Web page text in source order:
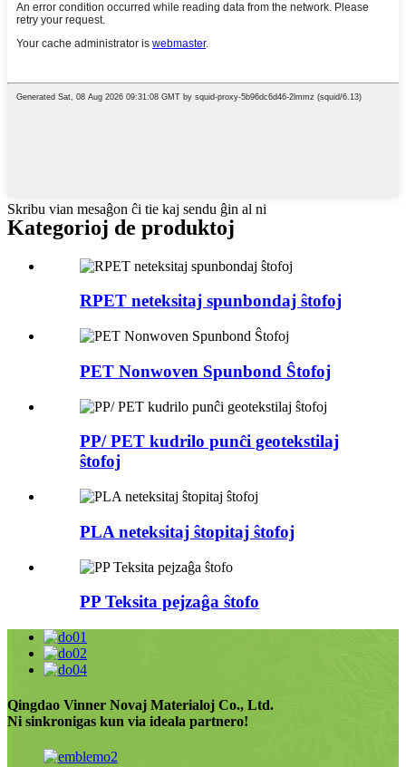
Skribu vian mesaĝon ĉi tie kaj sendu ĝin al ni
Kategorioj de produktoj
RPET neteksitaj spunbondaj ŝtofoj
PET Nonwoven Spunbond Ŝtofoj
PP/ PET kudrilo punĉi geotekstilaj
ŝtofoj
PLA neteksitaj ŝtopitaj ŝtofoj
PP Teksita pejzaĝa ŝtofo
Qingdao Vinner Novaj Materialoj Co., Ltd.
Ni sinkronigas kun via ideala partnero!